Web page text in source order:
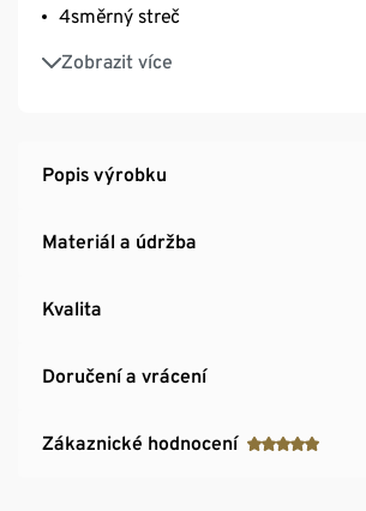
4směrný streč
Zobrazit více
Rychleschnoucí
Popis výrobku
Materiál a údržba
Kvalita
Doručení a vrácení
Zákaznické hodnocení